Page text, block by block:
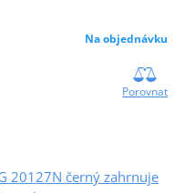
Na objednávku
Porovnat
20127N černý zahrnuje